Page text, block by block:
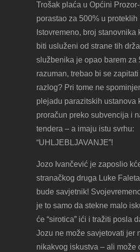
Trošak plaća u Općini
porastao za 500% u proteklih
Istovremeno, broj stanovnika
biti usluženi od strane tih
službenika je opao barem za
razuman, trebao bi se
razlog? Pri tome ne
plejadu parazitskih ustanova
proračun preko subvencija i
tendera – a imaju istu svrhu:
“UHLJEBLJAVANJE”!
Jozo Ivančević je zaposlio
stranačkog druga Luke
bude savjetnik!
je to samo da stekne malo
će “sirotica” ići i tražiti posla
Jozu ne može savjetovati jer
nikakvog iskustva – ali može